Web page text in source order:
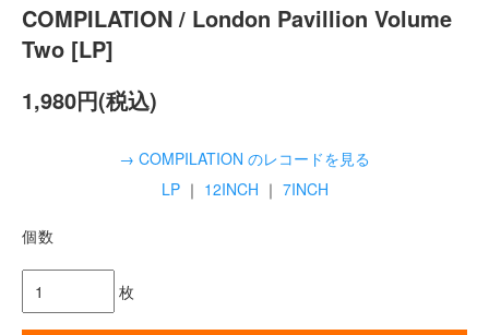
COMPILATION / London Pavillion Volume
Two [LP]
1,980円(税込)
→ COMPILATION のレコードを見る
LP｜ 12INCH ｜ 7INCH
個数
枚